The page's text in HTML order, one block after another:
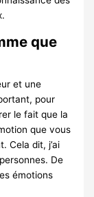
que
et une
pour
le fait que la
que vous
Cela dit, j’ai
De
émotions